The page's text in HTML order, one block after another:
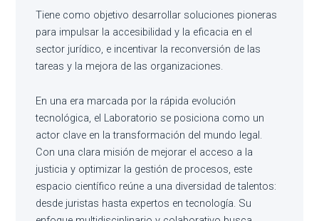
Tiene como objetivo desarrollar soluciones pioneras
para impulsar la accesibilidad y la eficacia en el
sector jurídico, e incentivar la reconversión de las
tareas y la mejora de las organizaciones.
En una era marcada por la rápida evolución
tecnológica, el Laboratorio se posiciona como un
actor clave en la transformación del mundo legal.
Con una clara misión de mejorar el acceso a la
justicia y optimizar la gestión de procesos, este
espacio científico reúne a una diversidad de talentos:
desde juristas hasta expertos en tecnología. Su